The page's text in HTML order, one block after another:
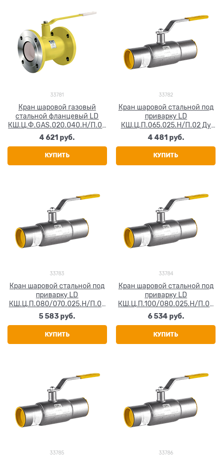
33781
Кран шаровой газовый
стальной фланцевый LD
КШ.Ц.Ф.GAS.020.040.Н/П.02
Ду 20 Ру40
4 621 руб.
КУПИТЬ
33782
Кран шаровой стальной под
приварку LD
КШ.Ц.П.065.025.Н/П.02 Ду
65 Ру25
4 481 руб.
КУПИТЬ
33783
Кран шаровой стальной под
приварку LD
КШ.Ц.П.080/070.025.Н/П.02
Ду 80 Ру25
5 583 руб.
КУПИТЬ
33784
Кран шаровой стальной под
приварку LD
КШ.Ц.П.100/080.025.Н/П.02
Ду 100 Ру25
6 534 руб.
КУПИТЬ
33785 33786